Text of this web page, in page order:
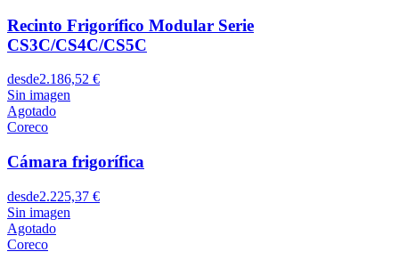
Recinto Frigorífico Modular Serie
CS3C/CS4C/CS5C
desde2.186,52 €
Sin imagen
Agotado
Coreco
Cámara frigorífica
desde2.225,37 €
Sin imagen
Agotado
Coreco